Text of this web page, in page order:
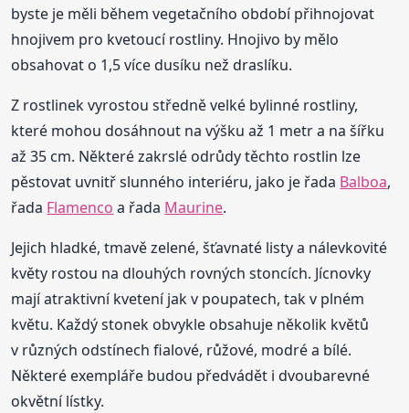
byste je měli během vegetačního období přihnojovat
hnojivem pro kvetoucí rostliny. Hnojivo by mělo
obsahovat o 1,5 více dusíku než draslíku.
Z rostlinek vyrostou středně velké bylinné rostliny,
které mohou dosáhnout na výšku až 1 metr a na šířku
až 35 cm. Některé zakrslé odrůdy těchto rostlin lze
pěstovat uvnitř slunného interiéru, jako je řada Balboa,
řada Flamenco a řada Maurine.
Jejich hladké, tmavě zelené, šťavnaté listy a nálevkovité
květy rostou na dlouhých rovných stoncích. Jícnovky
mají atraktivní kvetení jak v poupatech, tak v plném
květu. Každý stonek obvykle obsahuje několik květů
v různých odstínech fialové, růžové, modré a bílé.
Některé exempláře budou předvádět i dvoubarevné
okvětní lístky.